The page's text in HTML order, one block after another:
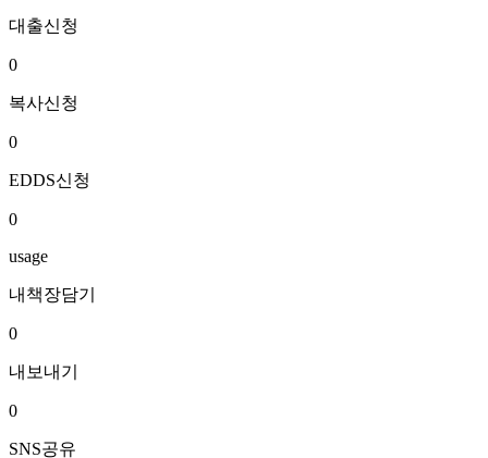
대출신청
0
복사신청
0
EDDS신청
0
usage
내책장담기
0
내보내기
0
SNS공유